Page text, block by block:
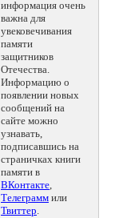
информация очень
важна для
увековечивания
памяти
защитников
Отечества.
Информацию о
появлении новых
сообщений на
сайте можно
узнавать,
подписавшись на
страничках книги
памяти в
ВКонтакте,
Телеграмм или
Твиттер.